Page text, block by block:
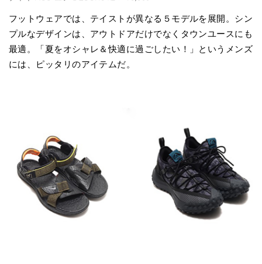
フットウェアでは、テイストが異なる５モデルを展開。シン
プルなデザインは、アウトドアだけでなくタウンユースにも
最適。「夏をオシャレ＆快適に過ごしたい！」というメンズ
には、ピッタリのアイテムだ。